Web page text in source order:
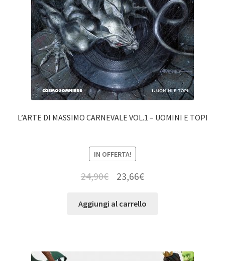
L’ARTE DI MASSIMO CARNEVALE VOL.1 – UOMINI E TOPI
IN OFFERTA!
24,90€ 23,66€
Aggiungi al carrello